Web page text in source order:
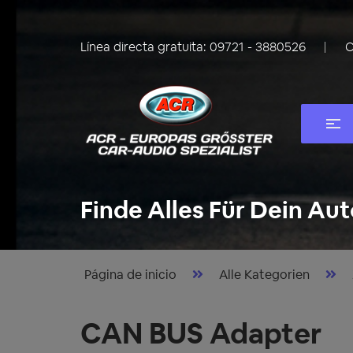
Línea directa gratuita: 09721 - 3880526
Finde Alles Für Dein
Página de inicio Alle Kategorien
CAN BUS Adapter